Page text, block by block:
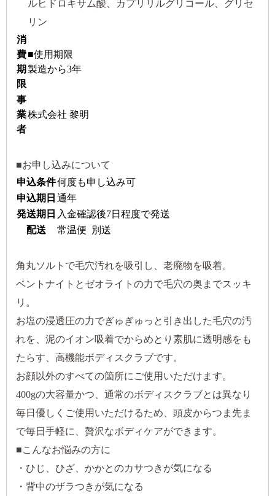
ルヒドロキサム酸、カプリリルグリコール、グリセ
リン
消
費
期
限
■使用期限
製造から3年
事
業
者
株式会社 黎明
■お申し込みについて
申込条件何度も申し込み可
申込期日 通年
発送期日 入金確認後7日程度で発送
配送
常温便 別送
角丸ソルトで毛穴汚れを吸引し、老廃物を吸着。
ベントナイトとゼオライトの力で毛穴の奥までスッキ
リ。
お塩の浸透圧の力でぎゅぎゅっと引き出した毛穴の汚
れを、泥のイオン吸着でからめとり素肌に透明感をも
たらす、高機能ボディスクラブです。
お顔以外のすべての箇所にご使用いただけます。
400gの大容量かつ、通常のボディスクラブとは異なり
毎日優しくご使用いただけるため、頭皮からつま先ま
で毎日手軽に、贅沢なボディケアができます。
■こんなお悩みの方に
・ひじ、ひざ、かかとのカサつきが気になる
・背中のザラつきが気になる